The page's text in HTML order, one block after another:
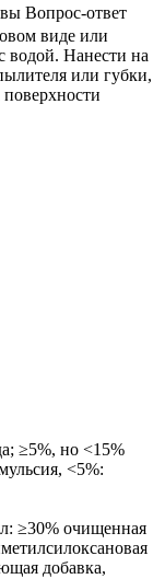
Вопрос-ответ
виде или
водой. Нанести на
или губки,
≥5%, но <15%
<5%:
≥30% очищенная
добавка,